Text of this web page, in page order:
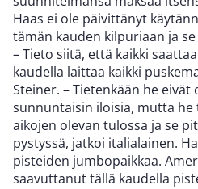
Haas ei ole päivittänyt
tämän kauden kilpuriaan ja
– Tieto siitä, että kaikki
kaudella laittaa kaikki
Steiner. – Tietenkään he eivät
sunnuntaisin iloisia, mutta
aikojen olevan tulossa ja se
pystyssä, jatkoi italialainen.
pisteiden jumbopaikkaa.
saavuttanut tällä kaudella